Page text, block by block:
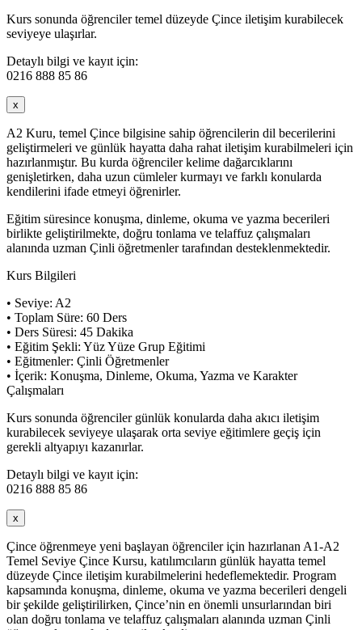
Kurs sonunda öğrenciler temel düzeyde Çince iletişim kurabilecek
seviyeye ulaşırlar.
Detaylı bilgi ve kayıt için:
0216 888 85 86
x
A2 Kuru, temel Çince bilgisine sahip öğrencilerin dil becerilerini
geliştirmeleri ve günlük hayatta daha rahat iletişim kurabilmeleri için
hazırlanmıştır. Bu kurda öğrenciler kelime dağarcıklarını
genişletirken, daha uzun cümleler kurmayı ve farklı konularda
kendilerini ifade etmeyi öğrenirler.
Eğitim süresince konuşma, dinleme, okuma ve yazma becerileri
birlikte geliştirilmekte, doğru tonlama ve telaffuz çalışmaları
alanında uzman Çinli öğretmenler tarafından desteklenmektedir.
Kurs Bilgileri
• Seviye: A2
• Toplam Süre: 60 Ders
• Ders Süresi: 45 Dakika
• Eğitim Şekli: Yüz Yüze Grup Eğitimi
• Eğitmenler: Çinli Öğretmenler
• İçerik: Konuşma, Dinleme, Okuma, Yazma ve Karakter
Çalışmaları
Kurs sonunda öğrenciler günlük konularda daha akıcı iletişim
kurabilecek seviyeye ulaşarak orta seviye eğitimlere geçiş için
gerekli altyapıyı kazanırlar.
Detaylı bilgi ve kayıt için:
0216 888 85 86
x
Çince öğrenmeye yeni başlayan öğrenciler için hazırlanan A1-A2
Temel Seviye Çince Kursu, katılımcıların günlük hayatta temel
düzeyde Çince iletişim kurabilmelerini hedeflemektedir. Program
kapsamında konuşma, dinleme, okuma ve yazma becerileri dengeli
bir şekilde geliştirilirken, Çince’nin en önemli unsurlarından biri
olan doğru tonlama ve telaffuz çalışmaları alanında uzman Çinli